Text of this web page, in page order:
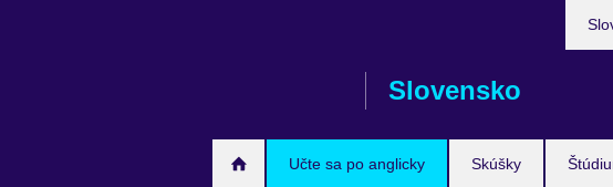
Slovensko
Učte sa po anglicky Skúšky